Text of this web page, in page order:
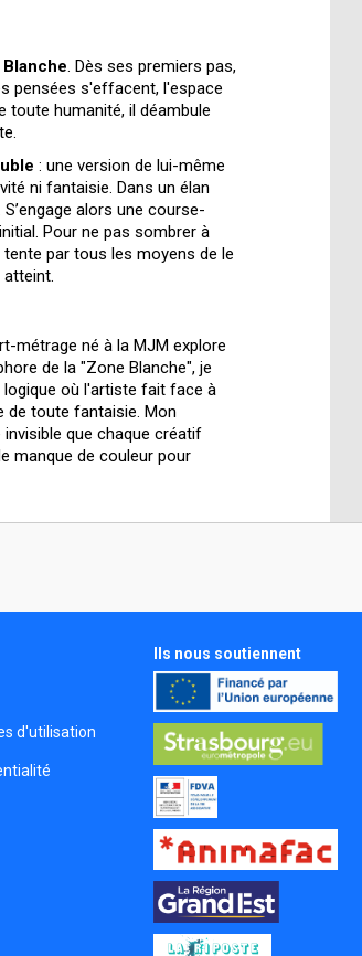
. Dès ses premiers pas,
pensées s'effacent, l'espace
toute humanité, il déambule
: une version de lui-même
ni fantaisie. Dans un élan
alors une course-
Pour ne pas sombrer à
par tous les moyens de le
métrage né à la MJM explore
de la "Zone Blanche", je
logique où l'artiste fait face à
de toute fantaisie. Mon
que chaque créatif
manque de couleur pour
d'utilisation
Ils nous soutiennent